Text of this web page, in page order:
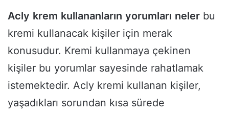
Acly krem kullananların yorumları neler bu
kremi kullanacak kişiler için merak
konusudur. Kremi kullanmaya çekinen
kişiler bu yorumlar sayesinde rahatlamak
istemektedir. Acly kremi kullanan kişiler,
yaşadıkları sorundan kısa sürede